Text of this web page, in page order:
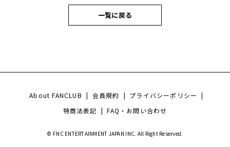
一覧に戻る
About FANCLUB | 会員規約 | プライバシーポリシー |
特商法表記 | FAQ・お問い合わせ
© FNC ENTERTAINMENT JAPAN INC. All Right Reserved.